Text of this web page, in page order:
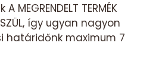
MEGRENDELT TERMÉK
így ugyan nagyon
határidőnk maximum 7